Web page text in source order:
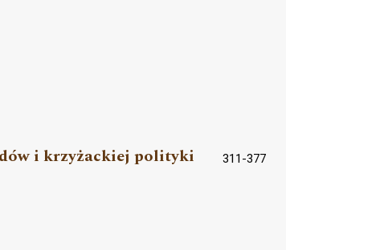
i krzyżackiej polityki
311-377